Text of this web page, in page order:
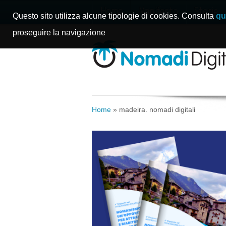
Home Manifesto Storie
Home » madeira. nomadi digitali
Questo sito utilizza alcune tipologie di cookies. Consulta
proseguire la navigazione